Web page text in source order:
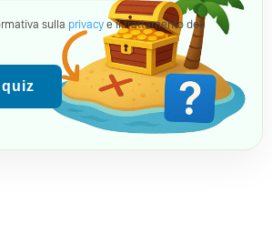
sulla privacy e il trattamento dei
quiz